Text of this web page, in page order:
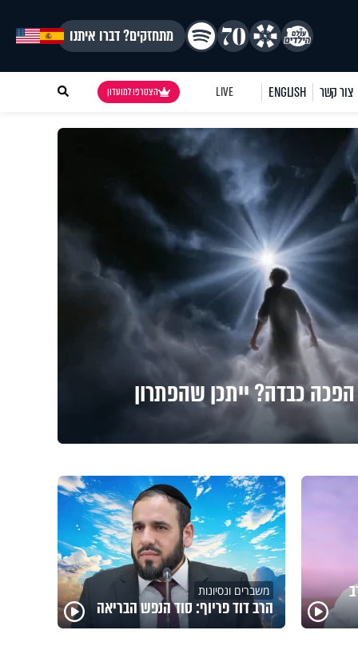
מתחזקים? דברו איתנו
צור קשר ENGLISH
LIVE הצטרפו למועדון
כבדה? ייתכן שהפתרון
משברים ונסיונות
הרב דוד פריוף: סוד הנפש הבריאה